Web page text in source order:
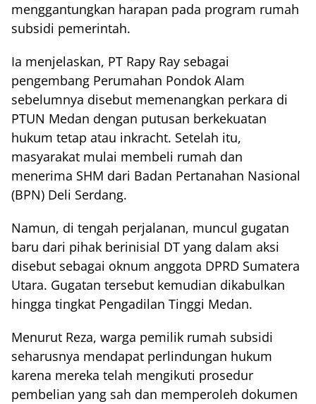
menggantungkan harapan pada program rumah
subsidi pemerintah.
Ia menjelaskan, PT Rapy Ray sebagai
pengembang Perumahan Pondok Alam
sebelumnya disebut memenangkan perkara di
PTUN Medan dengan putusan berkekuatan
hukum tetap atau inkracht. Setelah itu,
masyarakat mulai membeli rumah dan
menerima SHM dari Badan Pertanahan Nasional
(BPN) Deli Serdang.
Namun, di tengah perjalanan, muncul gugatan
baru dari pihak berinisial DT yang dalam aksi
disebut sebagai oknum anggota DPRD Sumatera
Utara. Gugatan tersebut kemudian dikabulkan
hingga tingkat Pengadilan Tinggi Medan.
Menurut Reza, warga pemilik rumah subsidi
seharusnya mendapat perlindungan hukum
karena mereka telah mengikuti prosedur
pembelian yang sah dan memperoleh dokumen